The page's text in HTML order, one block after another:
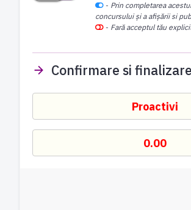
- Prin completarea
concursului și a afișării si
- Fară acceptul tău
Confirmare si finalizare